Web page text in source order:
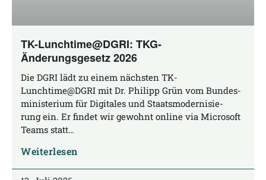
TK-Lunchtime@DGRI: TKG-
Änderungsgesetz 2026
Die DGRI lädt zu einem nächs­ten TK-
Lunchtime@DGRI mit Dr. Phil­ipp Grün vom Bun­des­
mi­nis­te­ri­um für Digi­ta­les und Staats­mo­der­ni­sie­
rung ein. Er fin­det wir gewohnt online via Micro­soft
Teams statt…
Weiterlesen